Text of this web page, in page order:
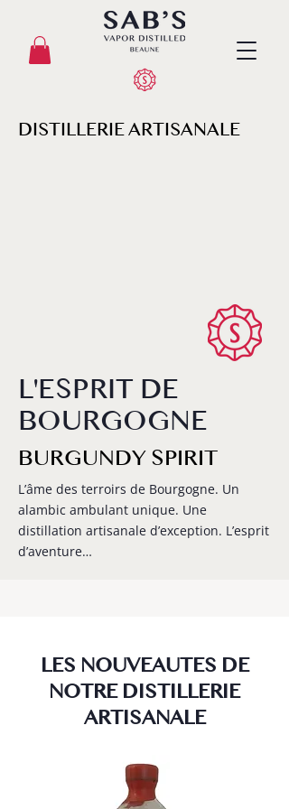
DISTILLERIE ARTISANALE
L'ESPRIT DE
BOURGOGNE
BURGUNDY SPIRIT
L’âme des terroirs de Bourgogne. Un
alambic ambulant unique. Une
distillation artisanale d’exception. L’esprit
d’aventure…
LES NOUVEAUTES DE
NOTRE DISTILLERIE
ARTISANALE